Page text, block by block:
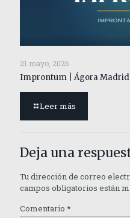
21 mayo, 2026
Improntum | Ágora Madrid
Leer más
Deja una
Tu dirección de correo
campos obligatorios están
Comentario *